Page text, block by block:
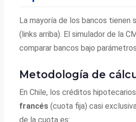
La mayoría de los bancos tienen
(links arriba). El simulador de la
comparar bancos bajo
Metodología de
En Chile, los créditos
francés (cuota fija) casi
de la cuota es: